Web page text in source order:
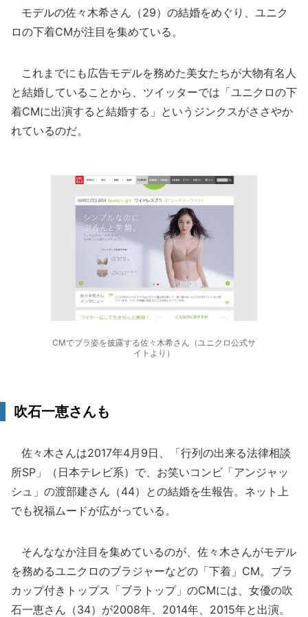
モデルの佐々木希さん（29）の結婚をめぐり、ユニク
ロの下着CMが注目を集めている。
これまでにも広告モデルを務めた美女たちが大物有名人
と結婚していることから、ツイッターでは「ユニクロの下
着CMに出演すると結婚する」というジンクスがささやか
れているのだ。
CMでブラ姿を披露する佐々木希さん（ユニクロ公式サ
イトより）
吹石一恵さんも
佐々木さんは2017年4月9日、「行列の出来る法律相談
所SP」（日本テレビ系）で、お笑いコンビ「アンジャッ
シュ」の渡部建さん（44）との結婚を生報告。ネット上
でも祝福ムードが広がっている。
そんななか注目を集めているのが、佐々木さんがモデル
を務めるユニクロのブラジャーなどの「下着」CM。ブラ
カップ付きトップス「ブラトップ」のCMには、女優の吹
石一恵さん（34）が2008年、2014年、2015年と出演。